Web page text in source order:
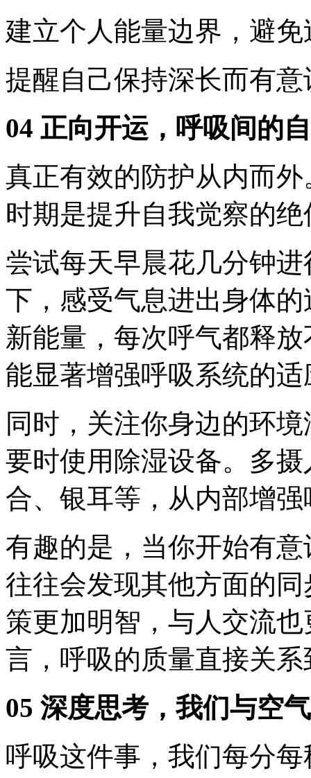
建立个人能量边界，避
提醒自己保持深长而有
04 正向开运，呼吸间的
真正有效的防护从内而
时期是提升自我觉察的
尝试每天早晨花几分钟
下，感受气息进出身体
新能量，每次呼气都释
能显著增强呼吸系统的适
同时，关注你身边的环
要时使用除湿设备。多
合、银耳等，从内部增
有趣的是，当你开始有
往往会发现其他方面的
策更加明智，与人交流
言，呼吸的质量直接关
05 深度思考，我们与空
呼吸这件事，我们每分